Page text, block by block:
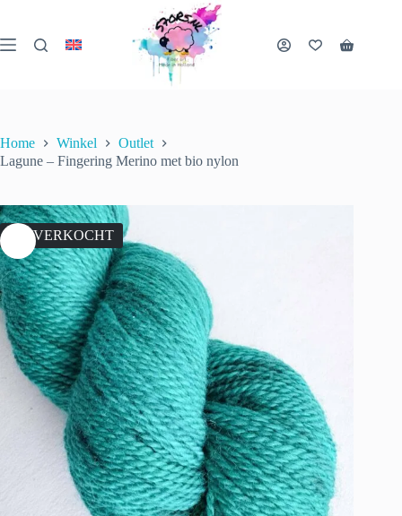
de
inhoud
Home Winkel
Outlet
Lagune – Fingering Merino met bio nylon
UITVERKOCHT